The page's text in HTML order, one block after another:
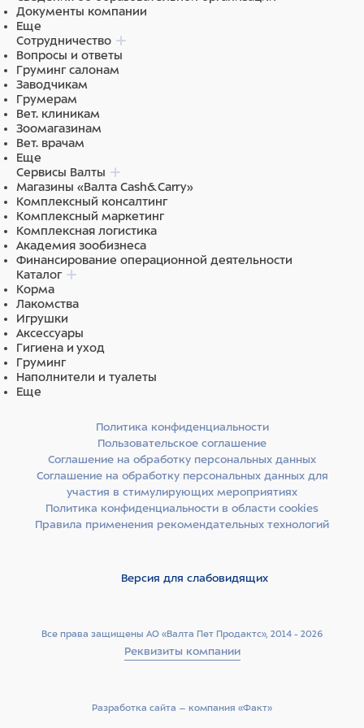
которые он заслуживает.
Состав
Пластик, Полипропилен (переработанный)
Документы компании
Еще
Сотрудничество
Вопросы и ответы
Груминг салонам
Заводчикам
Грумерам
Вет. клиникам
Зоомагазинам
Вет. врачам
Еще
Сервисы Валты
Магазины «Валта Cash&Carry»
Комплексный консалтинг
Комплексный маркетинг
Комплексная логистика
Академия зообизнеса
Финансирование операционной деятельности
Каталог
Корма
Лакомства
Игрушки
Аксессуары
Гигиена и уход
Груминг
Наполнители и туалеты
Еще
Все права защищены АО «Валта Пет Продактс», 2014 - 2026
Реквизиты компании
Политика конфиденциальности
Пользовательское соглашение
Соглашение на обработку персональных данных
Соглашение на обработку персональных данных для
участия в стимулирующих мероприятиях
Политика конфиденциальности в области cookies
Правила применения рекомендательных технологий
Версия для слабовидящих
Разработка сайта –­ компания «Факт»